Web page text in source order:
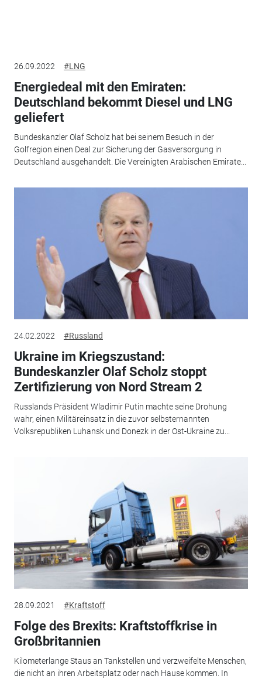
26.09.2022 #LNG
Energiedeal mit den Emiraten:
Deutschland bekommt Diesel und LNG
geliefert
Bundeskanzler Olaf Scholz hat bei seinem Besuch in der
Golfregion einen Deal zur Sicherung der Gasversorgung in
Deutschland ausgehandelt. Die Vereinigten Arabischen Emirate...
24.02.2022 #Russland
Ukraine im Kriegszustand:
Bundeskanzler Olaf Scholz stoppt
Zertifizierung von Nord Stream 2
Russlands Präsident Wladimir Putin machte seine Drohung
wahr, einen Militäreinsatz in die zuvor selbsternannten
Volksrepubliken Luhansk und Donezk in der Ost-Ukraine zu...
28.09.2021 #Kraftstoff
Folge des Brexits: Kraftstoffkrise in
Großbritannien
Kilometerlange Staus an Tankstellen und verzweifelte Menschen,
die nicht an ihren Arbeitsplatz oder nach Hause kommen. In